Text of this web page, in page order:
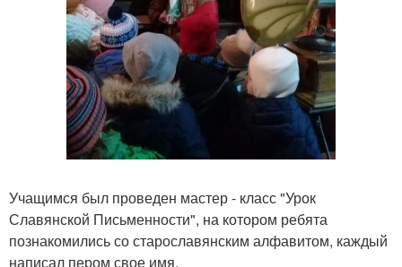
Учащимся был проведен мастер - класс "Урок
Славянской Письменности", на котором ребята
познакомились со старославянским алфавитом, каждый
написал пером свое имя.